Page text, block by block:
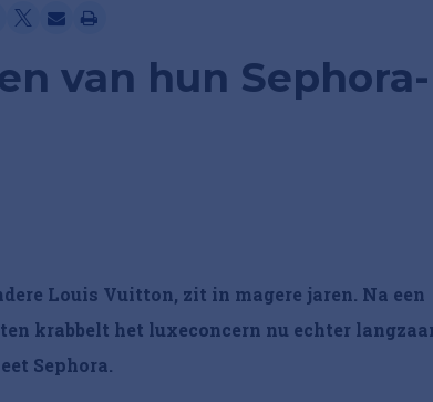
van hun Sephora-
Louis Vuitton, zit in magere jaren. Na een
krabbelt het luxeconcern nu echter
Sephora.